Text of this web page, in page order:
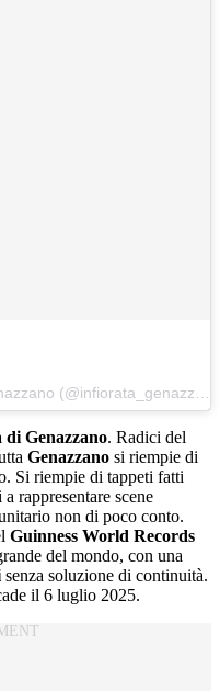
Genazzano. Radici del
Genazzano si riempie di
Si riempie di tappeti fatti
rappresentare scene
non di poco conto.
Guinness World Records
del mondo, con una
senza soluzione di continuità.
il 6 luglio 2025.